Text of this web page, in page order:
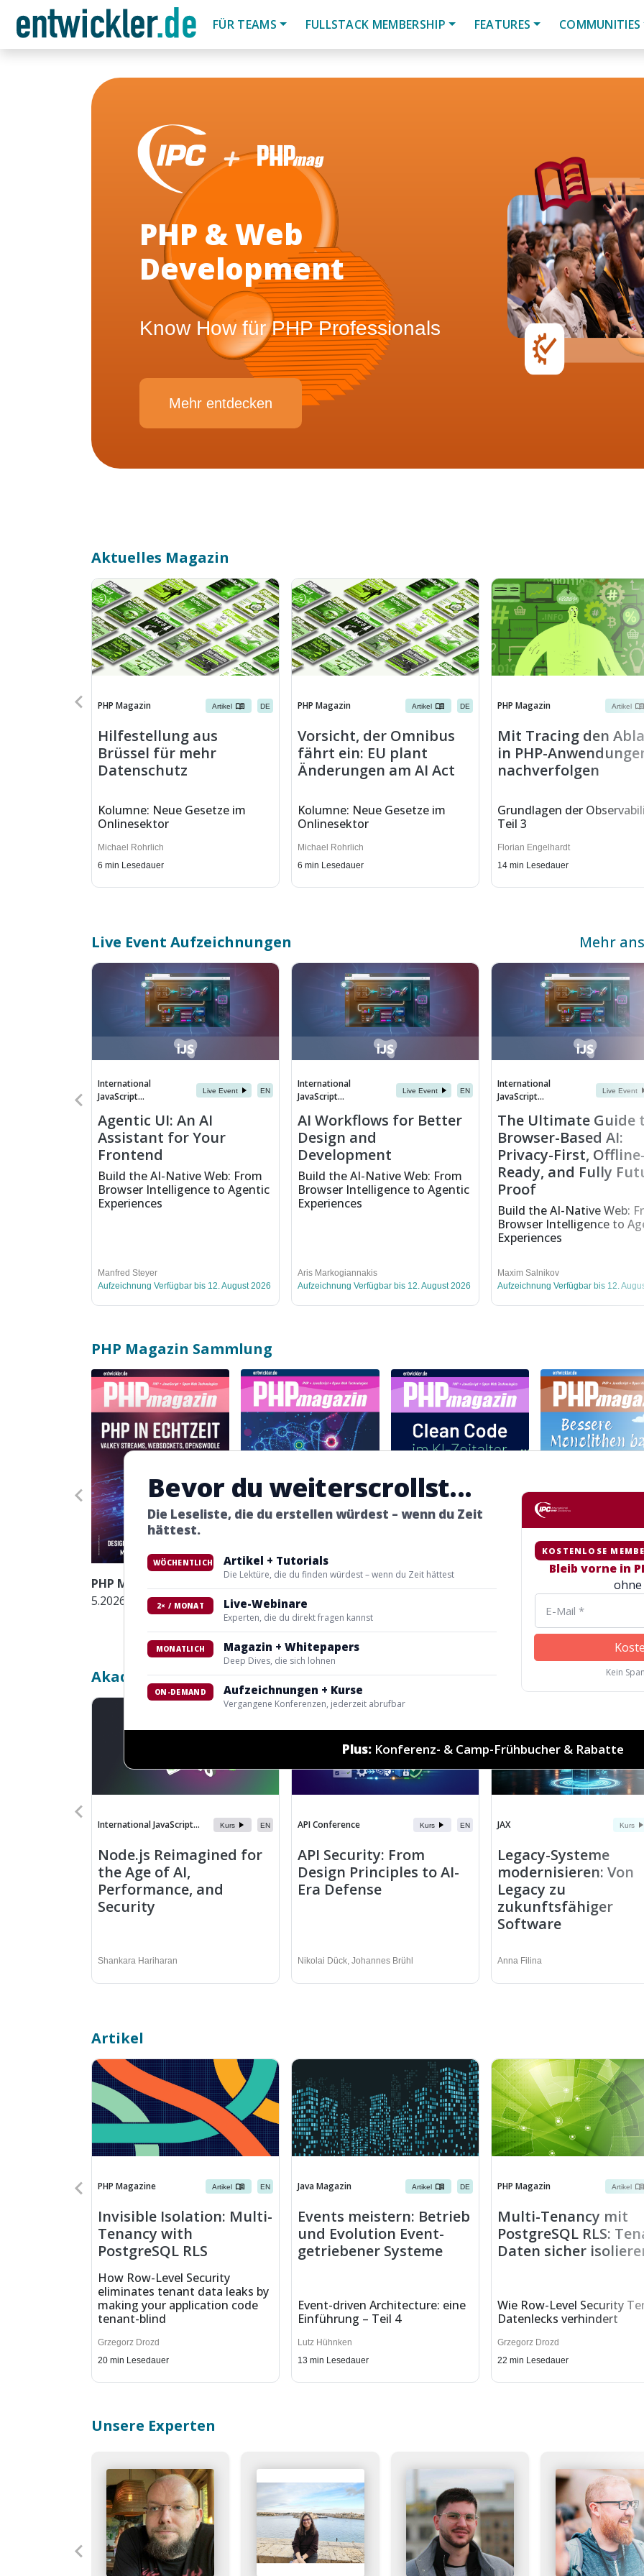
FÜR TEAMS FULLSTACK MEMBERSHIP FEATURES COMMUNITIES
PHP & Web
Development
Know How für PHP Professionals
Mehr entdecken
Aktuelles Magazin
PHP Magazin Artikel DE
Hilfestellung aus
Brüssel für mehr
Datenschutz
Kolumne: Neue Gesetze im
Onlinesektor
Michael Rohrlich
6 min Lesedauer
PHP Magazin Artikel DE
Vorsicht, der Omnibus
fährt ein: EU plant
Änderungen am AI Act
Kolumne: Neue Gesetze im
Onlinesektor
Michael Rohrlich
6 min Lesedauer
PHP Magazin Artikel
Mit Tracing den
in PHP-
nachverfolgen
Grundlagen der
Teil 3
Florian Engelhardt
14 min Lesedauer
Live Event Aufzeichnungen Mehr
International
JavaScript...
Live Event EN
Agentic UI: An AI
Assistant for Your
Frontend
Build the AI-Native Web: From
Browser Intelligence to Agentic
Experiences
Manfred Steyer
Aufzeichnung Verfügbar bis 12. August 2026
International
JavaScript...
Live Event EN
AI Workflows for Better
Design and
Development
Build the AI-Native Web: From
Browser Intelligence to Agentic
Experiences
Aris Markogiannakis
Aufzeichnung Verfügbar bis 12. August 2026
International
JavaScript...
Live Event
The Ultimate Guide
Browser-Based AI:
Privacy-First, Offline-
Ready, and Fully
Proof
Build the AI-Native Web:
Browser Intelligence to
Experiences
Maxim Salnikov
Aufzeichnung Verfügbar bis 12.
PHP Magazin Sammlung
PHP Magazin
5.2026
PHP Magazin
4.2026
PHP Magazin
PHP Magazin
Akademie
International JavaScript... Kurs EN
Node.js Reimagined for
the Age of AI,
Performance, and
Security
Shankara Hariharan
API Conference Kurs EN
API Security: From
Design Principles to AI-
Era Defense
Nikolai Dück, Johannes Brühl
JAX Kurs
Legacy-Systeme
modernisieren: Von
Legacy zu
zukunftsfähiger
Software
Anna Filina
Artikel
PHP Magazine Artikel EN
Invisible Isolation: Multi-
Tenancy with
PostgreSQL RLS
How Row-Level Security
eliminates tenant data leaks by
making your application code
tenant-blind
Grzegorz Drozd
20 min Lesedauer
Java Magazin Artikel DE
Events meistern: Betrieb
und Evolution Event-
getriebener Systeme
Event-driven Architecture: eine
Einführung – Teil 4
Lutz Hühnken
13 min Lesedauer
PHP Magazin Artikel
Multi-Tenancy mit
PostgreSQL RLS:
Daten sicher
Wie Row-Level Security
Datenlecks verhindert
Grzegorz Drozd
22 min Lesedauer
Unsere Experten
Bevor du weiterscrollst...
Die Leseliste, die du erstellen würdest – wenn du Zeit
hättest.
WÖCHENTLICH Artikel + Tutorials
Die Lektüre, die du finden würdest – wenn du Zeit hättest
2× / MONAT Live-Webinare
Experten, die du direkt fragen kannst
MONATLICH Magazin + Whitepapers
Deep Dives, die sich lohnen
ON-DEMAND Aufzeichnungen + Kurse
Vergangene Konferenzen, jederzeit abrufbar
KOSTENLOSE
Bleib vorne in
Kein
Plus: Konferenz- & Camp-Frühbucher & Rabatte